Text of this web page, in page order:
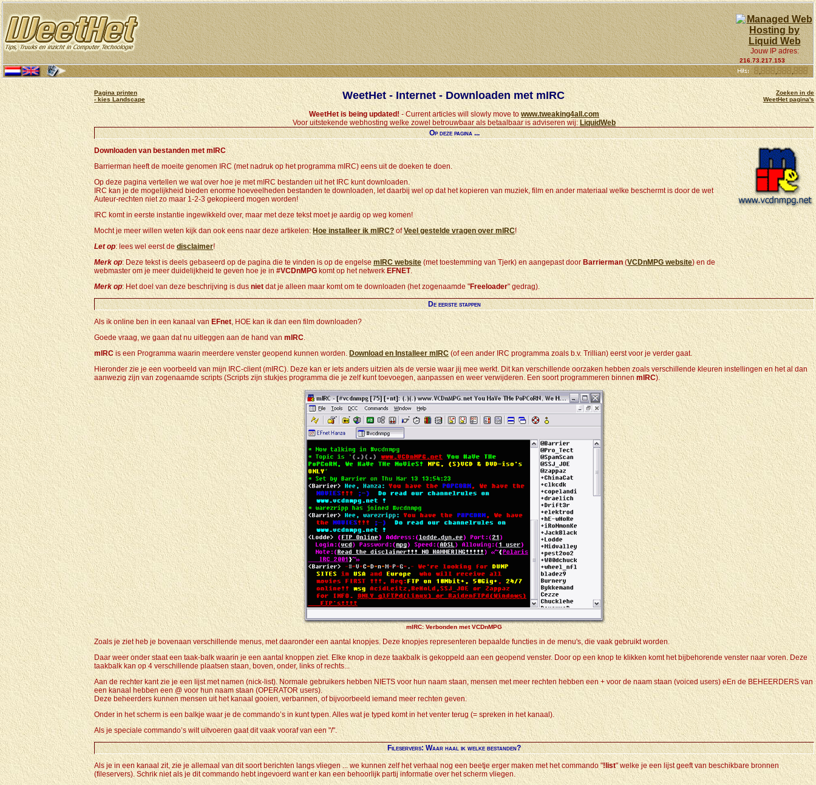
Jouw IP adres:
216.73.217.153
Pagina printen
- kies Landscape
WeetHet - Internet - Downloaden met mIRC
Zoeken in de
WeetHet pagina's
WeetHet is being updated! - Current articles will slowly move towww.tweaking4all.com
Voor uitstekende webhosting welke zowel betrouwbaar als betaalbaar is adviseren wij: LiquidWeb
Op deze pagina ...
Downloaden van bestanden met mIRC
Barrierman heeft de moeite genomen IRC (met nadruk op het programma mIRC) eens uit de doeken te doen.
Op deze pagina vertellen we wat over hoe je met mIRC bestanden uit het IRC kunt downloaden.
IRC kan je de mogelijkheid bieden enorme hoeveelheden bestanden te downloaden, let daarbij wel op dat het kopieren van muziek, film en ander materiaal welke beschermt is door de wet
Auteur-rechten niet zo maar 1-2-3 gekopieerd mogen worden!
IRC komt in eerste instantie ingewikkeld over, maar met deze tekst moet je aardig op weg komen!
Mocht je meer willen weten kijk dan ook eens naar deze artikelen: Hoe installeer ik mIRC?ofVeel gestelde vragen over mIRC!
Let op: lees wel eerst dedisclaimer!
Merk op: Deze tekst is deels gebaseerd op de pagina die te vinden is op de engelse mIRC website(met toestemming van Tjerk) en aangepast doorBarrierman(VCDnMPG website) en de
webmaster om je meer duidelijkheid te geven hoe je in#VCDnMPG komt op het netwerkEFNET.
Merk op: Het doel van deze beschrijving is dusnietdat je alleen maar komt om te downloaden (het zogenaamde "Freeloader" gedrag).
De eerste stappen
Als ik online ben in een kanaal van EFnet, HOE kan ik dan een film downloaden?
Goede vraag, we gaan dat nu uitleggen aan de hand van mIRC.
mIRCis een Programma waarin meerdere venster geopend kunnen worden.Download en Installeer mIRC(of een ander IRC programma zoals b.v. Trillian) eerst voor je verder gaat.
Hieronder zie je een voorbeeld van mijn IRC-client (mIRC). Deze kan er iets anders uitzien als de versie waar jij mee werkt. Dit kan verschillende oorzaken hebben zoals verschillende kleuren instellingen en het al dan
aanwezig zijn van zogenaamde scripts (Scripts zijn stukjes programma die je zelf kunt toevoegen, aanpassen en weer verwijderen. Een soort programmeren binnenmIRC).
mIRC: Verbonden met VCDnMPG
Zoals je ziet heb je bovenaan verschillende menus, met daaronder een aantal knopjes. Deze knopjes representeren bepaalde functies in de menu's, die vaak gebruikt worden.
Daar weer onder staat een taak-balk waarin je een aantal knoppen ziet. Elke knop in deze taakbalk is gekoppeld aan een geopend venster. Door op een knop te klikken komt het bijbehorende venster naar voren. Deze
taakbalk kan op 4 verschillende plaatsen staan, boven, onder, links of rechts...
Aan de rechter kant zie je een lijst met namen (nick-list). Normale gebruikers hebben NIETS voor hun naam staan, mensen met meer rechten hebben een + voor de naam staan (voiced users) eEn de BEHEERDERS van
een kanaal hebben een @ voor hun naam staan (OPERATOR users).
Deze beheerders kunnen mensen uit het kanaal gooien, verbannen, of bijvoorbeeld iemand meer rechten geven.
Onder in het scherm is een balkje waar je de commando’s in kunt typen. Alles wat je typed komt in het venter terug (= spreken in het kanaal).
Als je speciale commando’s wilt uitvoeren gaat dit vaak vooraf van een "/".
Fileservers: Waar haal ik welke bestanden?
Als je in een kanaal zit, zie je allemaal van dit soort berichten langs vliegen ... we kunnen zelf het verhaal nog een beetje erger maken met het commando "!list" welke je een lijst geeft van beschikbare bronnen
(fileservers). Schrik niet als je dit commando hebt ingevoerd want er kan een behoorlijk partij informatie over het scherm vliegen.